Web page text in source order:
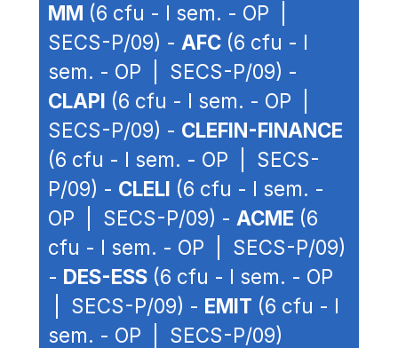
MM (6 cfu - I sem. - OP |
SECS-P/09) - AFC (6 cfu - I
sem. - OP | SECS-P/09) -
CLAPI (6 cfu - I sem. - OP |
SECS-P/09) - CLEFIN-FINANCE
(6 cfu - I sem. - OP | SECS-
P/09) - CLELI (6 cfu - I sem. -
OP | SECS-P/09) - ACME (6
cfu - I sem. - OP | SECS-P/09)
- DES-ESS (6 cfu - I sem. - OP
| SECS-P/09) - EMIT (6 cfu - I
sem. - OP | SECS-P/09)